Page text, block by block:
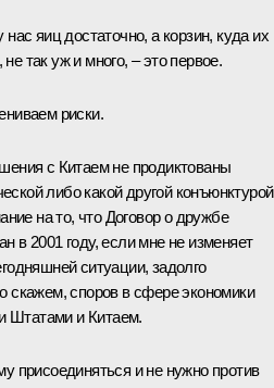
нас яиц достаточно, а корзин, куда их
так уж и много, – это первое.
риски.
с Китаем не продиктованы
либо какой другой
на то, что Договор о дружбе
в 2001 году, если мне не изменяет
ситуации, задолго
скажем, споров в сфере экономики
Штатами и Китаем.
присоединяться и не нужно против